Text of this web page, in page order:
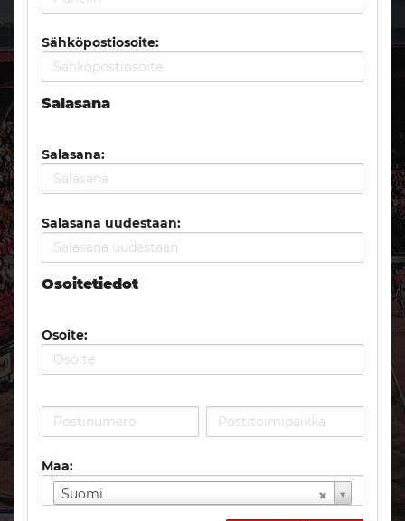
Sähköpostiosoite:
Salasana
Salasana:
Salasana uudestaan:
Osoitetiedot
Osoite:
Maa:
Suomi